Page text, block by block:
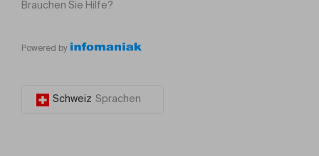
Brauchen Sie Hilfe?
Powered by
Schweiz Sprachen